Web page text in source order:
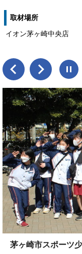
取材場所
イオン茅ヶ崎中央店
茅ヶ崎市スポーツ